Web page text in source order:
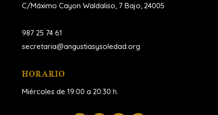
C/Máximo Cayon Waldaliso, 7 Bajo, 24005
987 25 74 61
secretaria@angustiasysoledad.org
HORARIO
Miércoles de 19:00 a 20:30 h.